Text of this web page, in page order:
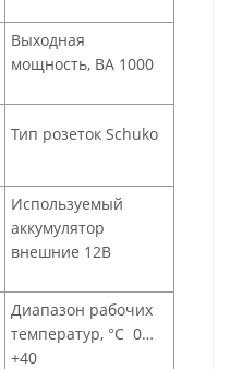
Выходная
мощность, ВА 1000
Тип розеток Schuko
Используемый
аккумулятор
внешние 12В
Диапазон рабочих
температур, °С 0…
+40